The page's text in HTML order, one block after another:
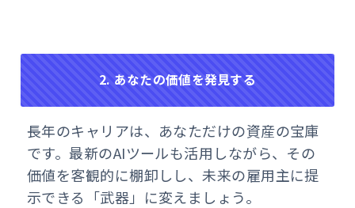
2. あなたの価値を発見する
長年のキャリアは、あなただけの資産の宝庫
です。最新のAIツールも活用しながら、その
価値を客観的に棚卸しし、未来の雇用主に提
示できる「武器」に変えましょう。